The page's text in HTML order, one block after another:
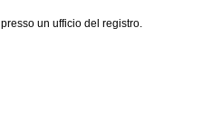
un ufficio del registro.